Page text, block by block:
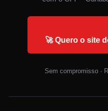
🚀 Quero o site
Sem compromisso ·